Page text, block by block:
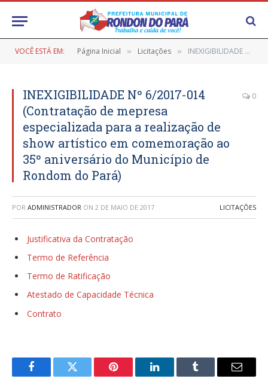
VOCÊ ESTÁ EM: Página Inicial » Licitações » INEXIGIBILIDADE Nº 6/2017-014 (Contratação de mepresa especializada para a realização de show artístico em comemoração ao 35º aniversário do Município de Rondom do Pará)
INEXIGIBILIDADE Nº 6/2017-014
(Contratação de mepresa
especializada para a realização de
show artístico em comemoração ao
35º aniversário do Município de
Rondom do Pará)
0
POR ADMINISTRADOR ON 2 DE MAIO DE 2017 LICITAÇÕES
Justificativa da Contratação
Termo de Referência
Termo de Ratificação
Atestado de Capacidade Técnica
Contrato
FacebookTwitter Pinterest LinkedInTumblr
E-